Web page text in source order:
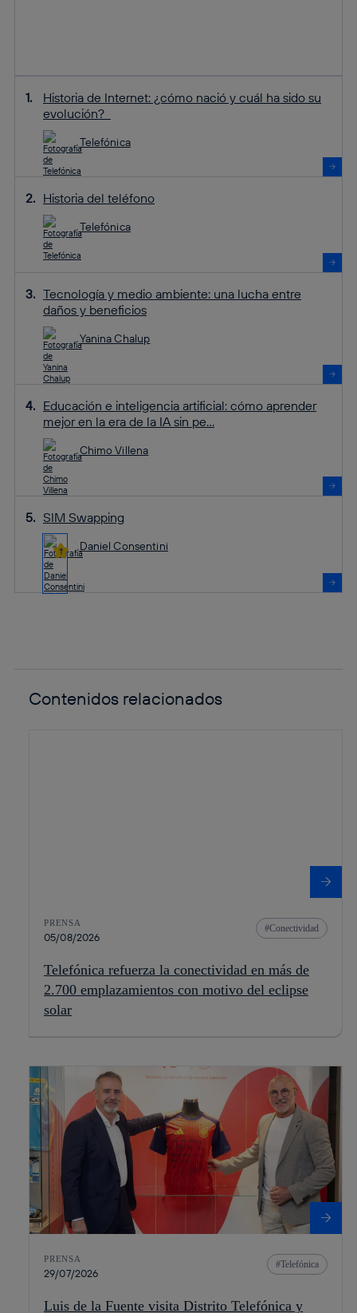
Historia de Internet: ¿cómo nació y cuál ha sido su
evolución?
Telefónica
Historia del teléfono
Telefónica
Tecnología y medio ambiente: una lucha entre
daños y beneficios
Yanina Chalup
Educación e inteligencia artificial: cómo aprender
mejor en la era de la IA sin pe...
Chimo Villena
SIM Swapping
Daniel Consentini
Contenidos relacionados
PRENSA
05/08/2026
Conectividad
Telefónica refuerza la conectividad en más de
2.700 emplazamientos con motivo del eclipse
solar
PRENSA
29/07/2026
Telefónica
Luis de la Fuente visita Distrito Telefónica y